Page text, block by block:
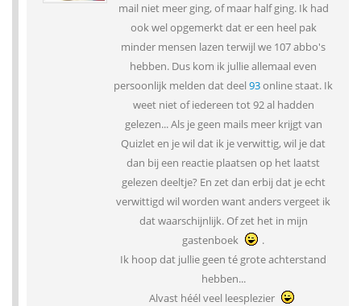
mail niet meer ging, of maar half ging. Ik had
ook wel opgemerkt dat er een heel pak
minder mensen lazen terwijl we 107 abbo's
hebben. Dus kom ik jullie allemaal even
persoonlijk melden dat deel 93online staat. Ik
weet niet of iedereen tot 92 al hadden
gelezen... Als je geen mails meer krijgt van
Quizlet en je wil dat ik je verwittig, wil je dat
dan bij een reactie plaatsen op het laatst
gelezen deeltje? En zet dan erbij dat je echt
verwittigd wil worden want anders vergeet ik
dat waarschijnlijk. Of zet het in mijn
gastenboek
.
Ik hoop dat jullie geen té grote achterstand
hebben...
Alvast héél veel leesplezier